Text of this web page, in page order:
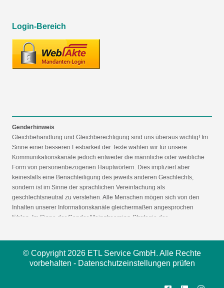
Login-Bereich
Genderhinweis
Gleichbehandlung und Gleichberechtigung sind uns überaus wichtig! Im
Sinne einer besseren Lesbarkeit der Texte wählen wir für unsere
Kommunikationskanäle jedoch entweder die männliche oder weibliche
Form von personenbezogenen Hauptwörtern. Dies impliziert aber
keinesfalls eine Benachteiligung des jeweils anderen Geschlechts,
sondern ist im Sinne der sprachlichen Vereinfachung als
geschlechtsneutral zu verstehen. Alle Menschen mögen sich von den
Inhalten unserer Informationskanäle gleichermaßen angesprochen
fühlen. Im Sinne der Gender Mainstreaming-Strategie der
© Copyright 2026 ETL Service GmbH. Alle Rechte
vorbehalten - Datenschutzeinstellungen prüfen